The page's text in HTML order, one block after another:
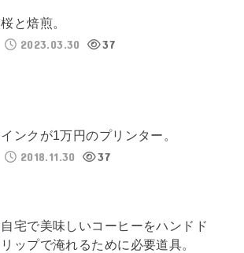
桜と焙煎。
2023.03.30
37
インクが1万円のプリンター。
2018.11.30
37
自宅で美味しいコーヒーをハンドド
リップで淹れるために必要道具。